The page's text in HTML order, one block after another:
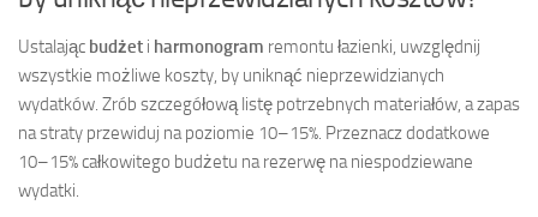
Ustalając budżet i harmonogram remontu łazienki, uwzględnij
wszystkie możliwe koszty, by uniknąć nieprzewidzianych
wydatków. Zrób szczegółową listę potrzebnych materiałów, a zapas
na straty przewiduj na poziomie 10–15%. Przeznacz dodatkowe
10–15% całkowitego budżetu na rezerwę na niespodziewane
wydatki.